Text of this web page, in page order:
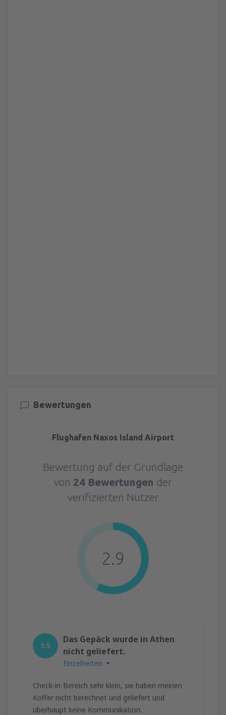
Bewertungen
Flughafen Naxos Island Airport
Bewertung auf der Grundlage
von 24 Bewertungen der
verifizierten Nutzer
2.9
1.5
Das Gepäck wurde in Athen
nicht geliefert.
Einzelheiten
Check-in-Bereich sehr klein, sie haben meinen
Koffer nicht berechnet und geliefert und
überhaupt keine Kommunikation.